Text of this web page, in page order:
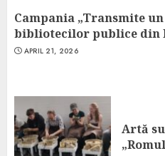
Campania „Transmite
bibliotecilor publice din
APRIL 21, 2026
Artă